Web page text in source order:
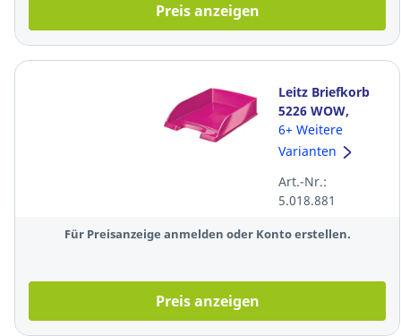
Preis anzeigen
Leitz Briefkorb
5226 WOW,
stapelbar, A4,
pink
6+ Weitere
Varianten
Art.-Nr.:
5.018.881
Für Preisanzeige anmelden oder Konto erstellen.
Preis anzeigen